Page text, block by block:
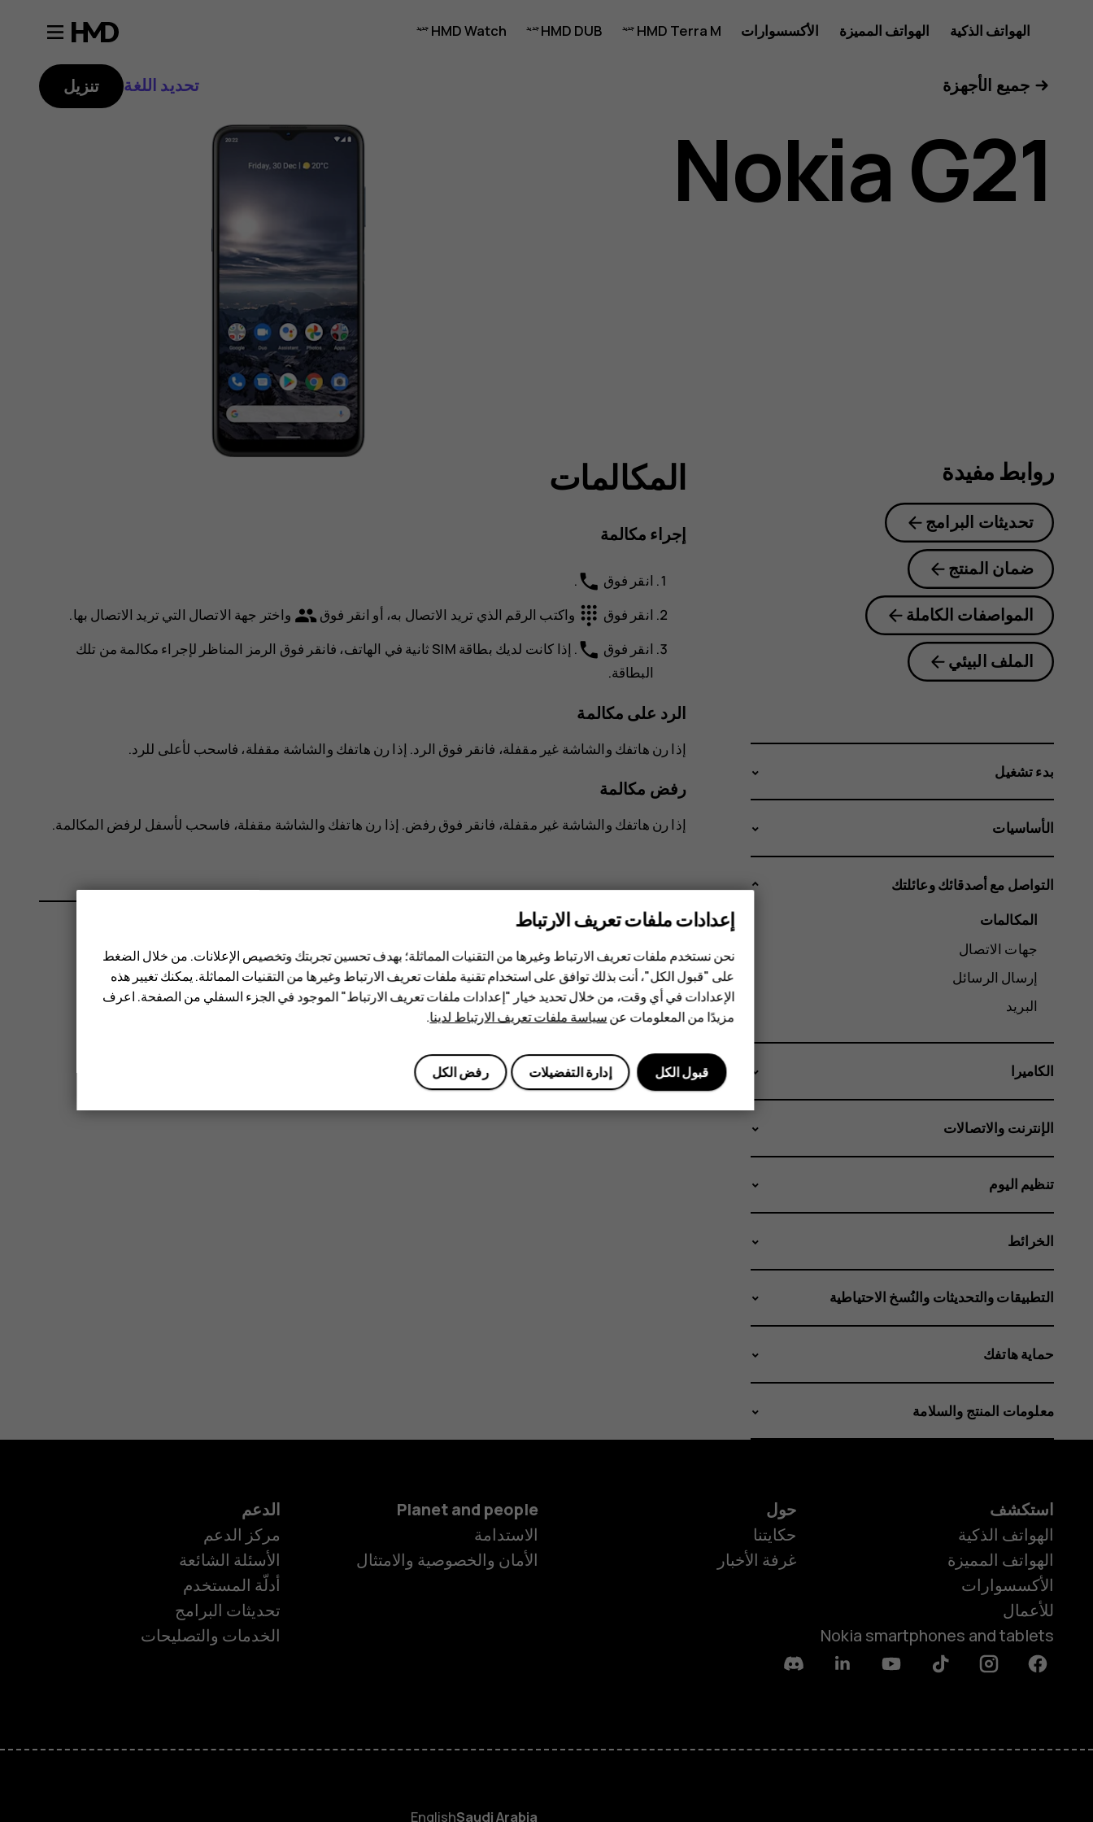
دليل
مستخدم
Nokia
الهواتف الذكية الهواتف المميزة الأكسسوارات HMD Terra M
HMD DUB
HMD Watch
الهواتف الذكية
HMD Terra M
جميع الأجهزة تحديد اللغة تنزيل
Nokia G21
المكالمات
إجراء مكالمة
انقر فوق phone
.
انقر فوق dialpad واكتب الرقم الذي تريد الاتصال به، أو انقر فوق group واختر جهة الاتصال التي تريد الاتصال بها.
انقر فوق phone
. إذا كانت لديك بطاقة SIM ثانية في الهاتف، فانقر فوق الرمز المناظر لإجراء مكالمة من تلك
البطاقة.
الرد على مكالمة
إذا رن هاتفك والشاشة غير مقفلة، فانقر فوق الرد. إذا رن هاتفك والشاشة مقفلة، فاسحب لأعلى للرد.
رفض مكالمة
إذا رن هاتفك والشاشة غير مقفلة، فانقر فوق رفض. إذا رن هاتفك والشاشة مقفلة، فاسحب لأسفل لرفض المكالمة.
هل وجدت هذه المعلومات مفيدة؟
نعم لا
روابط مفيدة
تحديثات البرامج
ضمان المنتج
المواصفات الكاملة
الملف البيئي
بدء تشغيل
الأساسيات
التواصل مع أصدقائك وعائلتك
المكالمات
جهات الاتصال
إرسال الرسائل
البريد
الكاميرا
الإنترنت والاتصالات
تنظيم اليوم
الخرائط
التطبيقات والتحديثات والنُسخ الاحتياطية
حماية هاتفك
معلومات المنتج والسلامة
استكشف
الهواتف الذكية
الهواتف المميزة
الأكسسوارات
للأعمال
Nokia smartphones and tablets
حول
حكايتنا
غرفة الأخبار
Planet and people
الاستدامة
الأمان والخصوصية والامتثال
الدعم
مركز الدعم
الأسئلة الشائعة
أدلّة المستخدم
تحديثات البرامج
الخدمات والتصليحات
Facebook
Instagram
Tiktok
Youtube
Linkedin
Discord
Saudi Arabia
English
إعدادات ملفات تعريف الارتباط
نحن نستخدم ملفات تعريف الارتباط وغيرها من التقنيات المماثلة؛ بهدف تحسين تجربتك وتخصيص الإعلانات. من خلال الضغط
على "قبول الكل"، أنت بذلك توافق على استخدام تقنية ملفات تعريف الارتباط وغيرها من التقنيات المماثلة. يمكنك تغيير هذه
الإعدادات في أي وقت، من خلال تحديد خيار "إعدادات ملفات تعريف الارتباط" الموجود في الجزء السفلي من الصفحة. اعرف
مزيدًا من المعلومات عنسياسة ملفات تعريف الارتباط لدينا.
رفض الكل إدارة التفضيلات قبول الكل